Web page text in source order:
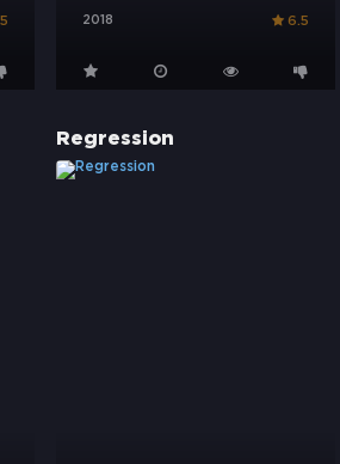
2018 6.5
Regression